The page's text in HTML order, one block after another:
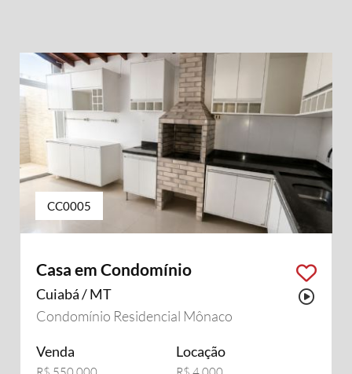
CC0005
Casa em Condomínio
Cuiabá / MT
Condomínio Residencial Mônaco
Venda Locação